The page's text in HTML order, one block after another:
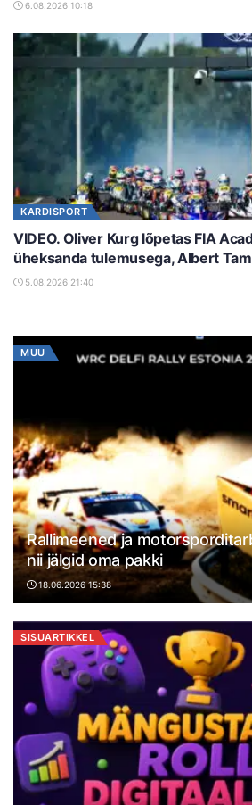
6.08.2026 10:18
KARDISPORT
VIDEO. Oliver Kurg lõpetas FIA
üheksanda tulemusega, Albert
5.08.2026 21:40
MUU
Rallimeened ja
nii jälgid oma pakki
18.06.2026 15:38
SISUARTIKKEL